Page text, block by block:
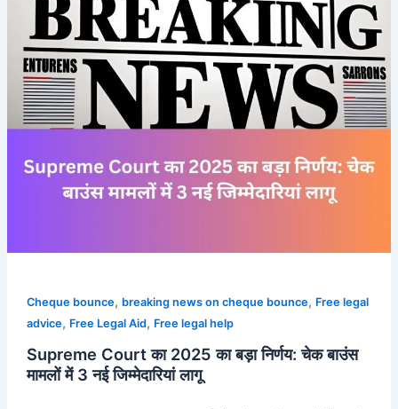
Cheque bounce, breaking news on cheque bounce, Free legal
advice, Free Legal Aid, Free legal help
Supreme Court का 2025 का बड़ा निर्णय: चेक बाउंस
मामलों में 3 नई जिम्मेदारियां लागू
2025
का
बड़ा
निर्णय:
चेक
मामलों
जिम्मेदारियां